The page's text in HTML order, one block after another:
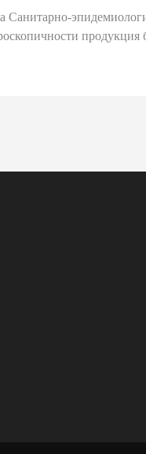
Санитарно-
продукция